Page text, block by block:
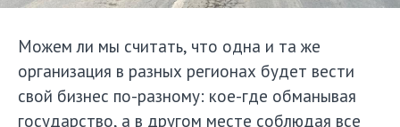
Можем ли мы считать, что одна и та же
организация в разных регионах будет вести
свой бизнес по-разному: кое-где обманывая
государство, а в другом месте соблюдая все